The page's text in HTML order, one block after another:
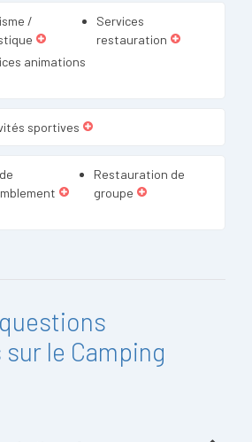
/
Services
restauration
animations
sportives
Restauration de
groupe
le Camping